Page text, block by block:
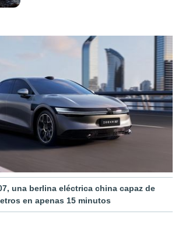
una berlina eléctrica china capaz de
en apenas 15 minutos